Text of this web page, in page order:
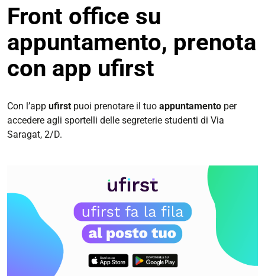
Front office su
appuntamento, prenota
con app ufirst
Con l’app ufirst puoi prenotare il tuo appuntamento per
accedere agli sportelli delle segreterie studenti di Via
Saragat, 2/D.